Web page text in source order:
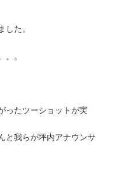
た。
。
ったツーショットが実
と我らが坪内アナウンサ